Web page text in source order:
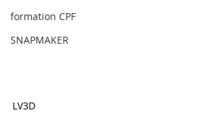
formation CPF
SNAPMAKER
LV3D